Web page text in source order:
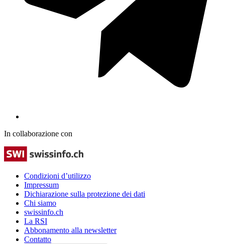
In collaborazione con
Condizioni d’utilizzo
Impressum
Dichiarazione sulla protezione dei dati
Chi siamo
swissinfo.ch
La RSI
Abbonamento alla newsletter
Contatto